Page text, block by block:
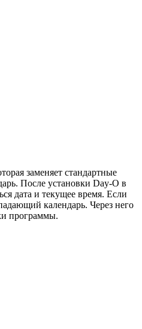
заменяет стандартные
После установки Day-O в
дата и текущее время. Если
календарь. Через него
программы.